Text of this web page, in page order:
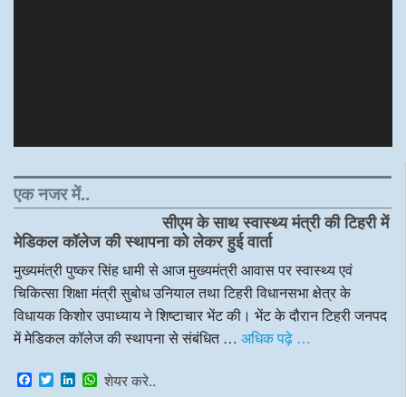
एक नजर में..
सीएम के साथ स्वास्थ्य मंत्री की टिहरी में
मेडिकल कॉलेज की स्थापना को लेकर हुई वार्ता
मुख्यमंत्री पुष्कर सिंह धामी से आज मुख्यमंत्री आवास पर स्वास्थ्य एवं
चिकित्सा शिक्षा मंत्री सुबोध उनियाल तथा टिहरी विधानसभा क्षेत्र के
विधायक किशोर उपाध्याय ने शिष्टाचार भेंट की। भेंट के दौरान टिहरी जनपद
में मेडिकल कॉलेज की स्थापना से संबंधित … अधिक पढ़े …
F
T L W
शेयर करे..